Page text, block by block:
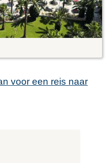
voor een reis naar